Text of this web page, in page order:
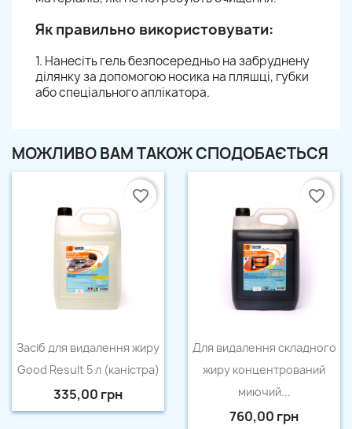
Як правильно використовувати:
1. Нанесіть гель безпосередньо на забруднену
ділянку за допомогою носика на пляшці, губки
або спеціального аплікатора.
МОЖЛИВО ВАМ ТАКОЖ СПОДОБАЄТЬСЯ
Швидкий перегляд
Засіб для видалення жиру
Good Result 5 л (каністра)
335,00 грн
favorite_border

Для видалення складного
жиру концентрований
миючий...
760,00 грн
favorite_border